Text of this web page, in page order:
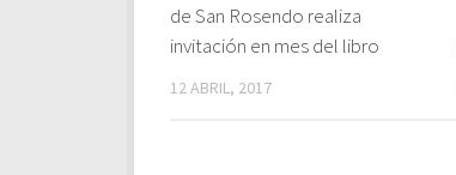
de San Rosendo realiza
invitación en mes del libro
12 ABRIL, 2017